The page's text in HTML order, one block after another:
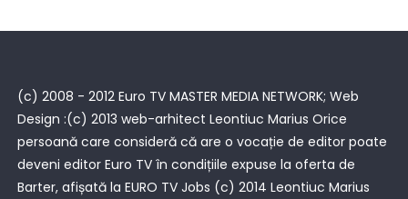
(c) 2008 - 2012 Euro TV MASTER MEDIA NETWORK; Web
Design :(c) 2013 web-arhitect Leontiuc Marius Orice
persoană care consideră că are o vocație de editor poate
deveni editor Euro TV în condițiile expuse la oferta de
Barter, afișată la EURO TV Jobs (c) 2014 Leontiuc Marius